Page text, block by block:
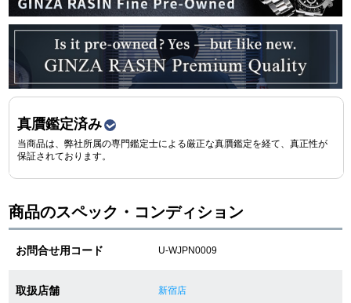
送料・お支払方法
ショッピングローンの流れ
よくある質問
お問い合わせ
真贋鑑定済み
当商品は、弊社所属の専門鑑定士による厳正な真贋鑑定を経て、真正性が
保証されております。
商品のスペック・コンディション
お問合せ用コード U-WJPN0009
取扱店舗 新宿店